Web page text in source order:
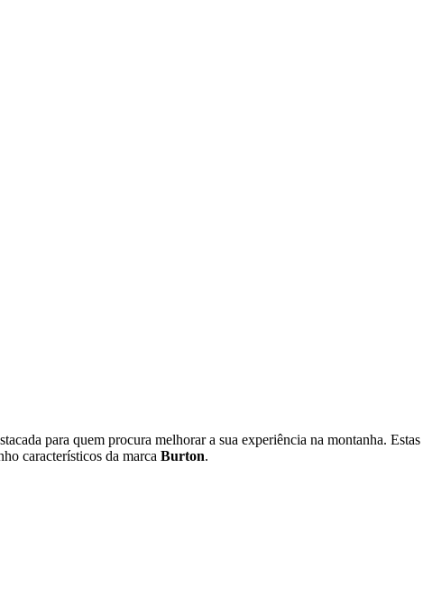
para quem procura melhorar a sua experiência na montanha. Estas
característicos da marca Burton.